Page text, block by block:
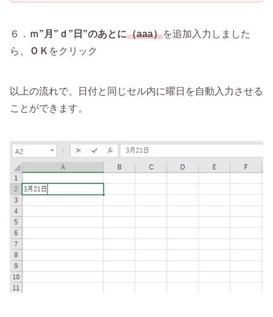
６． ｍ”月”ｄ”日”のあとに（aaa）を追加入力しました
ら、
ＯＫ をクリック
以上の流れで、日付と同じセル内に曜日を自動入力させる
ことができます。